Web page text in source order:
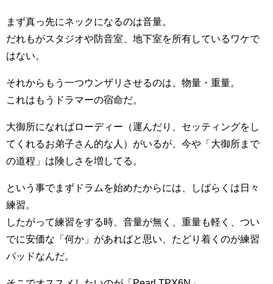
まず真っ先にネックになるのは音量。
だれもがスタジオや防音室、地下室を所有しているワケで
はない。
それからもう一つウンザリさせるのは、物量・重量。
これはもうドラマーの宿命だ。
大御所になればローディー（運んだり、セッティングをし
てくれるお弟子さん的な人）がいるが、今や「大御所まで
の道程」は険しさを増してる。
という事でまずドラムを始めたからには、しばらくは日々
練習。
したがって練習をする時、音量が無く、重量も軽く、つい
でに安価な「何か」があればと思い、たどり着くのが練習
パッドなんだ。